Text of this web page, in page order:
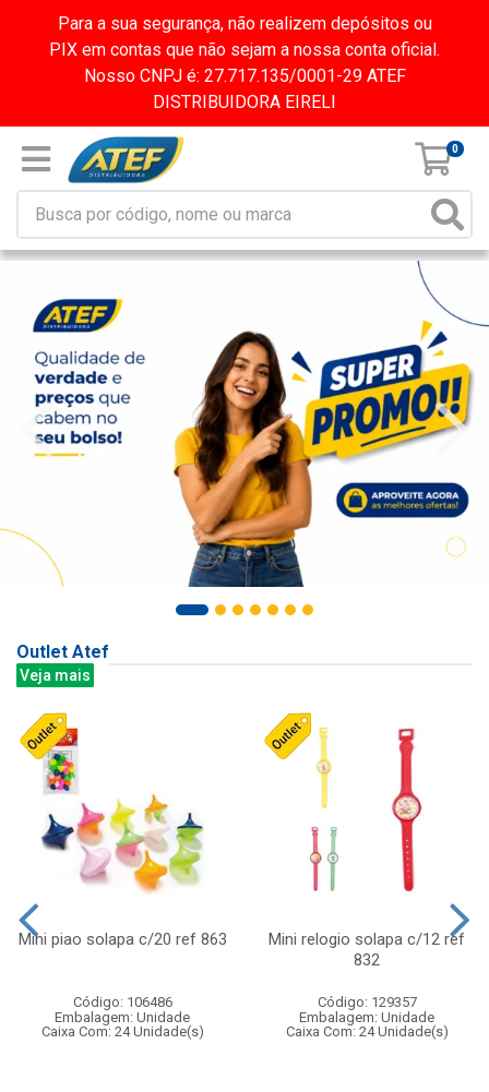
Para a sua segurança, não realizem depósitos ou
PIX em contas que não sejam a nossa conta oficial.
Nosso CNPJ é: 27.717.135/0001-29 ATEF
DISTRIBUIDORA EIRELI
0
Outlet Atef
Veja mais
Mini piao solapa c/20 ref 863
Código: 106486
Embalagem: Unidade
Caixa Com: 24 Unidade(s)
Mini relogio solapa c/12 ref
832
Código: 129357
Embalagem: Unidade
Caixa Com: 24 Unidade(s)